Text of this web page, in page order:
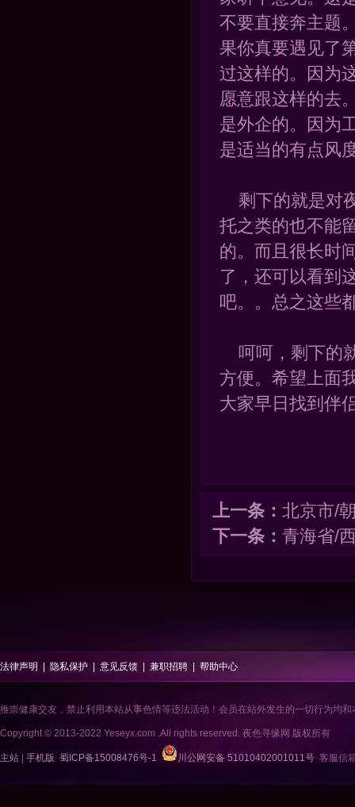
不要直接奔主题
果你真要遇见了
过这样的。因为
愿意跟这样的去
是外企的。因为
是适当的有点风
剩下的就是对
托之类的也不能
的。而且很长时
了，还可以看到
吧。。总之这些
呵呵，剩下的
方便。希望上面
大家早日找到伴
上一条： 北京市/
下一条： 青海省/
法律声明 隐私保护 意见反馈 兼职招聘 帮助中心
推崇健康交友，禁止利用本站从事色情等违法活动！会员在站外发生的一切行为均
Copyright © 2013-2022 Yeseyx.com .All rights reserved. 夜色寻缘网 版权所有
主站 手机版 蜀ICP备15008476号-1 川公网安备 51010402001011号 客服信